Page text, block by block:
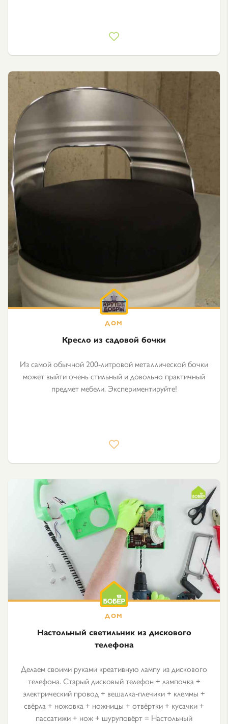
Кресло из садовой бочки
Из самой обычной 200-литровой металлической бочки
может выйти очень стильный и довольно практичный
предмет мебели. Экспериментируйте!
Настольный светильник из дискового
телефона
Делаем своими руками креативную лампу из дискового
телефона. Старый дисковый телефон + лампочка +
электрический провод + вешалка-плечики + клеммы +
свёрла + ножовка + ножницы + отвёртки + кусачки +
пассатижи + нож + шуруповёрт = Настольный